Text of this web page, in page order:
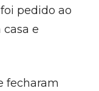
pedido ao
e
fecharam